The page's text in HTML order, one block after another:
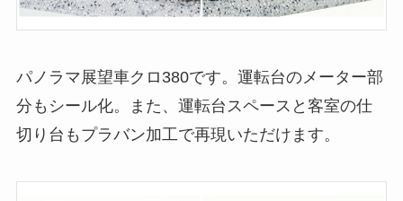
パノラマ展望車クロ380です。運転台のメーター部
分もシール化。また、運転台スペースと客室の仕
切り台もプラバン加工で再現いただけます。